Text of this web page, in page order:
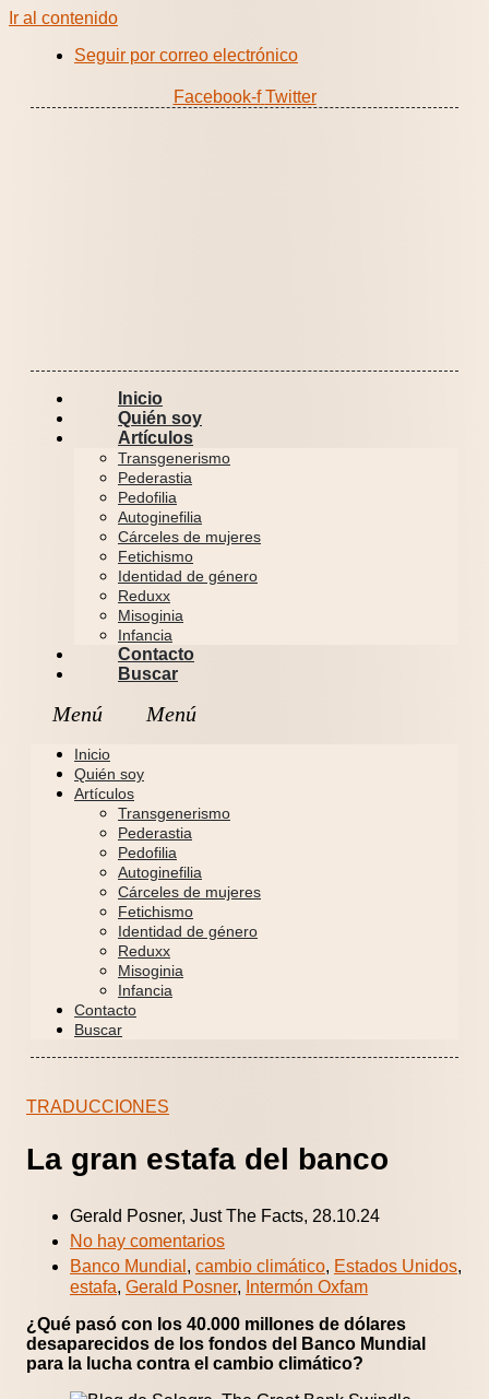
Ir al contenido
Seguir por correo electrónico
Facebook-f Twitter
Inicio
Quién soy
Artículos
Transgenerismo
Pederastia
Pedofilia
Autoginefilia
Cárceles de mujeres
Fetichismo
Identidad de género
Reduxx
Misoginia
Infancia
Contacto
Buscar
Inicio
Quién soy
Artículos
Transgenerismo
Pederastia
Pedofilia
Autoginefilia
Cárceles de mujeres
Fetichismo
Identidad de género
Reduxx
Misoginia
Infancia
Contacto
Buscar
TRADUCCIONES
La gran estafa del banco
Gerald Posner, Just The Facts, 28.10.24
No hay comentarios
Banco Mundial , cambio climático, Estados Unidos,
estafa, Gerald Posner, Intermón Oxfam
¿Qué pasó con los 40.000 millones de dólares
desaparecidos de los fondos del Banco Mundial
para la lucha contra el cambio climático?